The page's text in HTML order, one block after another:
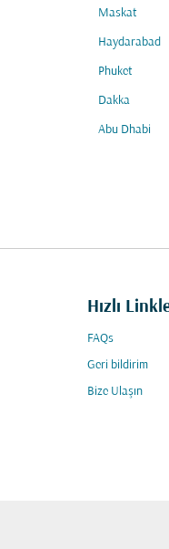
Maskat
Haydarabad
Phuket
Dakka
Abu Dhabi
Hızlı
FAQs
Geri bildirim
Bize Ulaşın